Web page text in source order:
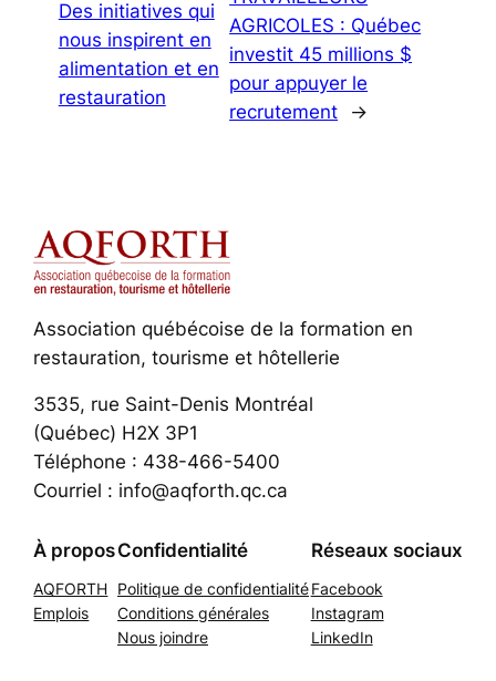
Des initiatives qui
nous inspirent en
alimentation et en
restauration
AGRICOLES : Québec
investit 45 millions $
pour appuyer le
recrutement
→
Association québécoise de la formation en
restauration, tourisme et hôtellerie
3535, rue Saint-Denis Montréal
(Québec) H2X 3P1
Téléphone : 438-466-5400
Courriel : info@aqforth.qc.ca
À propos
AQFORTH
Emplois
Confidentialité
Politique de confidentialité
Conditions générales
Nous joindre
Réseaux sociaux
Facebook
Instagram
LinkedIn